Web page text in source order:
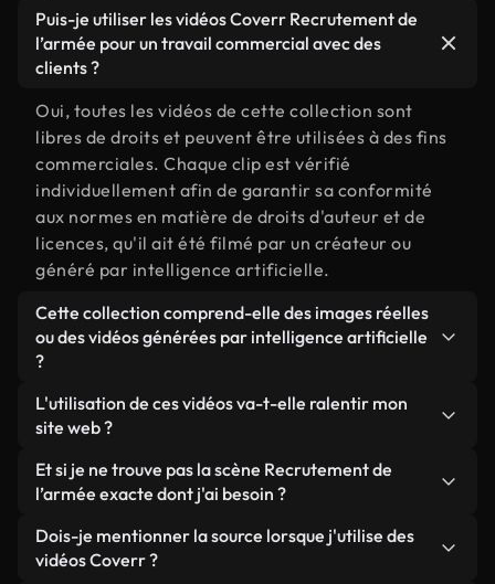
Puis-je utiliser les vidéos Coverr Recrutement de
l’armée pour un travail commercial avec des
clients ?
Oui, toutes les vidéos de cette collection sont
libres de droits et peuvent être utilisées à des fins
commerciales. Chaque clip est vérifié
individuellement afin de garantir sa conformité
aux normes en matière de droits d'auteur et de
licences, qu'il ait été filmé par un créateur ou
généré par intelligence artificielle.
Cette collection comprend-elle des images réelles
ou des vidéos générées par intelligence artificielle
?
Les deux. Il s'agit d'une bibliothèque hybride
composée de véritables images filmées par des
que de vidéos générées par IA. Chaque vidéo est
clairement identifiée afin que vous sachiez
toujours ce que vous utilisez.
L'utilisation de ces vidéos va-t-elle ralentir mon
site web ?
Sauf si vous choisissez nos versions optimisées.
Nous proposons des formats légers, prêts pour le
ils conservent une qualité élevée tout en
minimisant les temps de chargement et en
Et si je ne trouve pas la scène Recrutement de
l’armée exacte dont j'ai besoin ?
Vous pouvez en créer une instantanément avec
Coverr AI Studio. Il vous suffit de décrire la scène,
Dois-je mentionner la source lorsque j'utilise des
vidéos Coverr ?